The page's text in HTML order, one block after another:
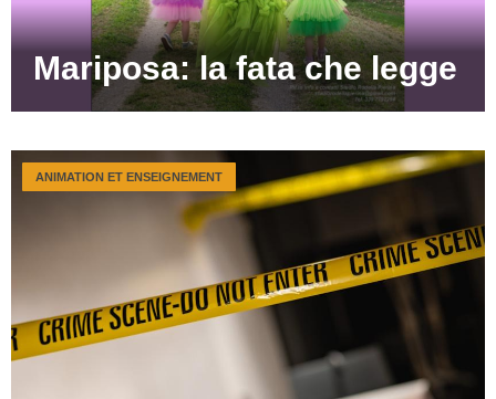
Mariposa: la fata che legge
ANIMATION ET ENSEIGNEMENT